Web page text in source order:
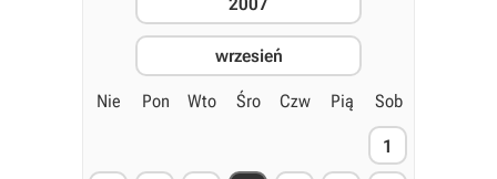
wrzesień
Nie Pon Wto Śro Czw Pią Sob
1